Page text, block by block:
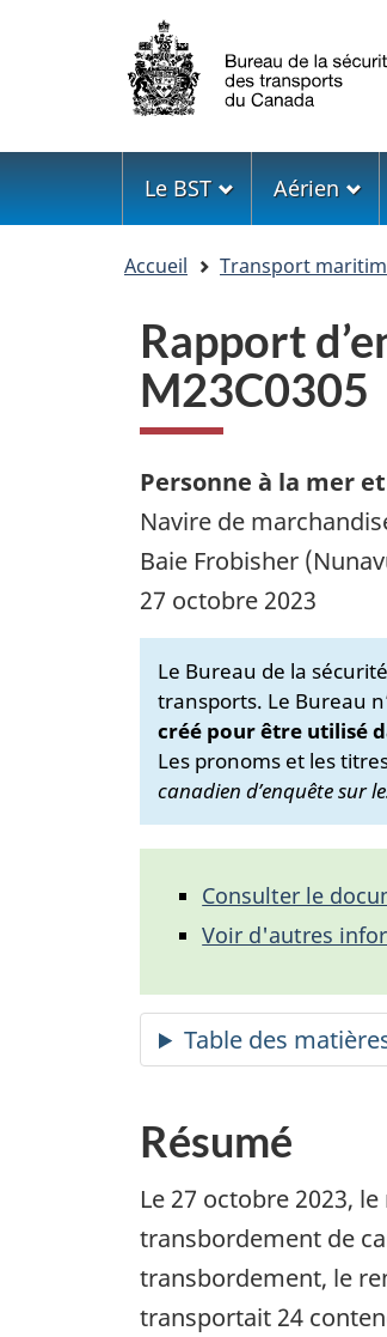
Sélection
de
la
langue
Menu
Le BST Aérien
Accueil Transport
Rapport
M23C0305
Personne à la mer
Navire de
Baie Frobisher
27 octobre 2023
Le Bureau de la
transports. Le Bureau
créé pour être utilisé
Les pronoms et les
canadien d’enquête sur
Consulter le
Voir d'autres
Résumé
Le 27 octobre 2023,
transbordement de
transbordement, le
transportait 24